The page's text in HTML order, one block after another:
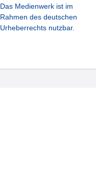
Das Medienwerk ist im
Rahmen des deutschen
Urheberrechts nutzbar.